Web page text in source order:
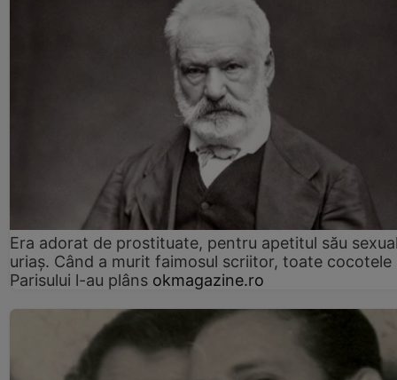
Era adorat de prostituate, pentru apetitul său
uriaș. Când a murit faimosul scriitor, toate cocotele
Parisului l-au plâns okmagazine.ro